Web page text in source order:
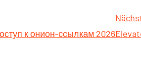
к онион-ссылкам 2026